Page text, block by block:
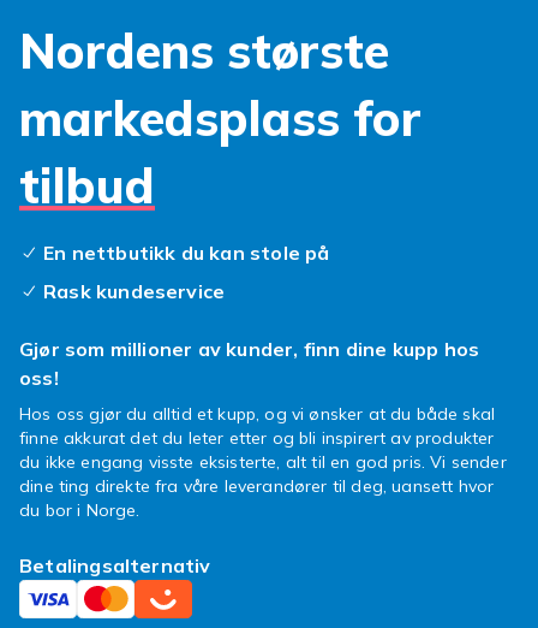
hardeste støt, eller en fleksibel film som
beskytter mot daglige riper, finner du den
den originale berøringsfølsomheten og den
strålende bildekvaliteten, uansett hva dagen
måtte bringe.
Invester i en solid
lenovo tab 4 10 plusog si farvel til
lenovo tab 4 10 plus skjermbeskyttelse
alle slags situasjoner. Fra lek og moro til jobb
tab 4holder enheten din trygg og funksjonell
lenger. Det er en liten investering som sparer
deg for store utgifter og irritasjon.
For å sikre en plettfri påføring av din nye
skjermen grundig. Bruk de medfølgende
våtserviettene og mikrofiberkluten for å fjerne
Nordens største
markedsplass for
tilbud
En nettbutikk du kan stole på
Rask kundeservice
Gjør som millioner av kunder, finn dine kupp hos
oss!
Hos oss gjør du alltid et kupp, og vi ønsker at du både skal
finne akkurat det du leter etter og bli inspirert av produkter
du ikke engang visste eksisterte, alt til en god pris. Vi sender
dine ting direkte fra våre leverandører til deg, uansett hvor
du bor i Norge.
Betalingsalternativ